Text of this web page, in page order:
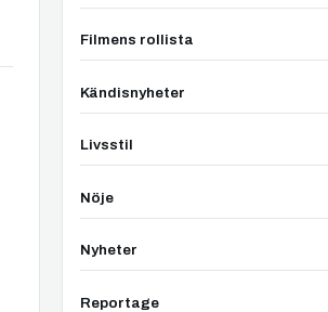
Filmens rollista
Kändisnyheter
Livsstil
Nöje
Nyheter
Reportage